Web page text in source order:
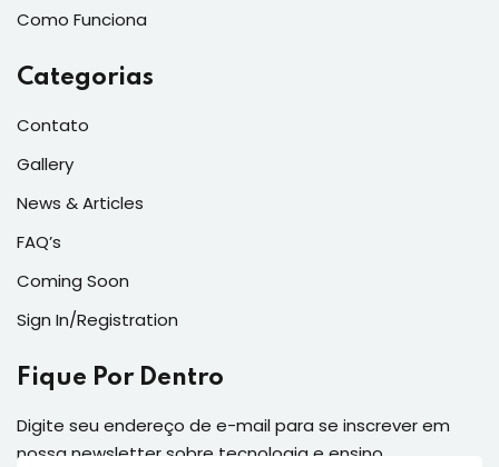
Como Funciona
Categorias
Contato
Gallery
News & Articles
FAQ’s
Coming Soon
Sign In/Registration
Fique Por Dentro
Digite seu endereço de e-mail para se inscrever em
nossa newsletter sobre tecnologia e ensino